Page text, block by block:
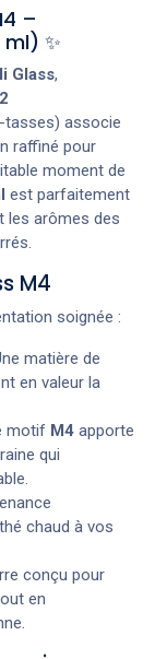
–
✨
Glass,
associe
raffiné pour
moment de
est parfaitement
les arômes des
M4
soignée :
matière de
en valeur la
motif M4 apporte
qui
chaud à vos
conçu pour
en